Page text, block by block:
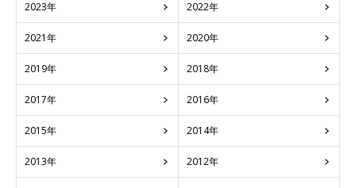
2023年 2022年
2021年 2020年
2019年 2018年
2017年 2016年
2015年 2014年
2013年 2012年